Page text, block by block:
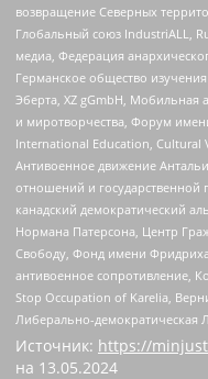
возвращение Северных
Глобальный союз IndustriALL,
медиа, Федерация
Германское общество
Эберта, XZ gGmbH, Мобильная
и миротворчества, Форум
International Education, Cultural
Антивоенное движение
отношений и государственной
канадский демократический
Нормана Патерсона, Центр
Свободу, Фонд имени
антивоенное сопротивление,
Stop Occupation of Karelia,
Либерально-демократическая
Источник: https://
на 13.05.2024